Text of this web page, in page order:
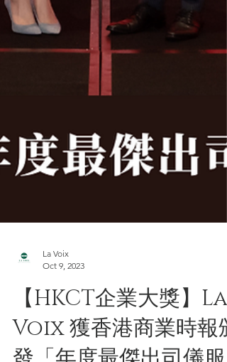
Oct 9, 2023
【HKCT企業大獎】La
Voix 獲香港商業時報頒